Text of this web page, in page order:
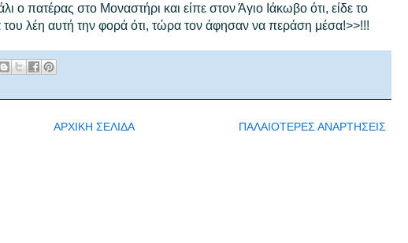
ο πατέρας στο Μοναστήρι και είπε στον Άγιο Ιάκωβο ότι, είδε το
του λέη αυτή την φορά ότι, τώρα τον άφησαν να περάση μέσα!>>!!!
ΠΑΛΑΙΟΤΕΡΕΣ ΑΝΑΡΤΗΣΕΙΣ
ΑΡΧΙΚΗ ΣΕΛΙΔΑ